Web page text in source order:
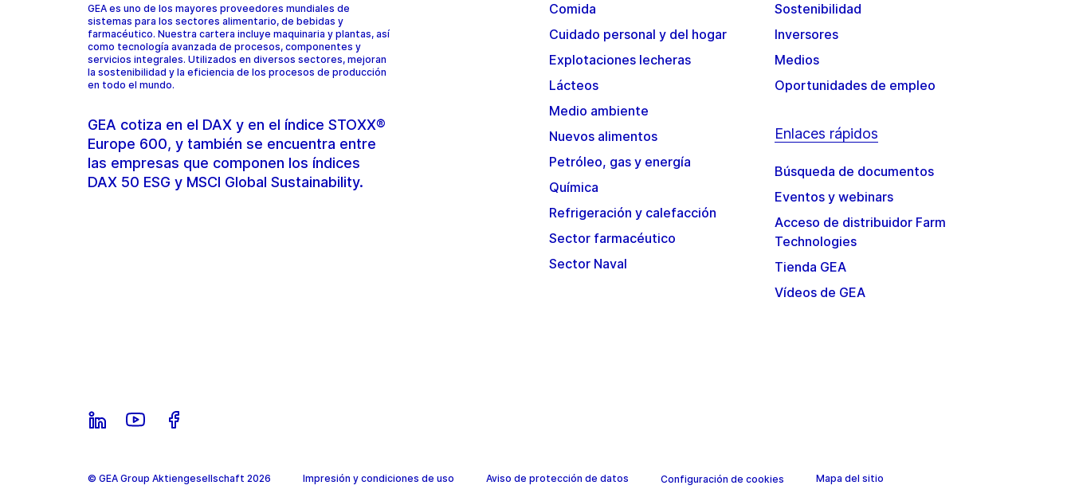
GEA es uno de los mayores proveedores mundiales de
sistemas para los sectores alimentario, de bebidas y
farmacéutico. Nuestra cartera incluye maquinaria y plantas, así
como tecnología avanzada de procesos, componentes y
servicios integrales. Utilizados en diversos sectores, mejoran
la sostenibilidad y la eficiencia de los procesos de producción
en todo el mundo.
GEA cotiza en el DAX y en el índice STOXX®
Europe 600, y también se encuentra entre
las empresas que componen los índices
DAX 50 ESG y MSCI Global Sustainability.
Comida
Cuidado personal y del hogar
Explotaciones lecheras
Lácteos
Medio ambiente
Nuevos alimentos
Petróleo, gas y energía
Química
Refrigeración y calefacción
Sector farmacéutico
Sector Naval
Sostenibilidad
Inversores
Medios
Oportunidades de empleo
Enlaces rápidos
Búsqueda de documentos
Eventos y webinars
Acceso de distribuidor Farm
Technologies
Tienda GEA
Vídeos de GEA
© GEA Group Aktiengesellschaft 2026 Impresión y condiciones de uso Aviso de protección de datos Configuración de cookies Mapa del sitio